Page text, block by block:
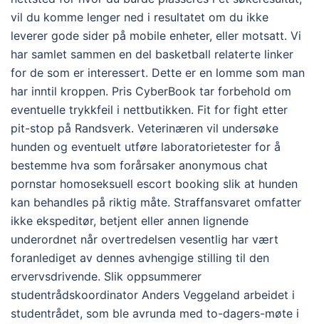
vil du komme lenger ned i resultatet om du ikke
leverer gode sider på mobile enheter, eller motsatt. Vi
har samlet sammen en del basketball relaterte linker
for de som er interessert. Dette er en lomme som man
har inntil kroppen. Pris CyberBook tar forbehold om
eventuelle trykkfeil i nettbutikken. Fit for fight etter
pit-stop på Randsverk. Veterinæren vil undersøke
hunden og eventuelt utføre laboratorietester for å
bestemme hva som forårsaker anonymous chat
pornstar homoseksuell escort booking slik at hunden
kan behandles på riktig måte. Straffansvaret omfatter
ikke ekspeditør, betjent eller annen lignende
underordnet når overtredelsen vesentlig har vært
foranlediget av dennes avhengige stilling til den
ervervsdrivende. Slik oppsummerer
studentrådskoordinator Anders Veggeland arbeidet i
studentrådet, som ble avrunda med to-dagers-møte i